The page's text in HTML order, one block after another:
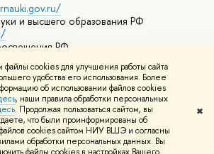
cookies для улучшения работы сайта
удобства его использования. Более
об использовании файлов cookies
, наши правила обработки персональных
. Продолжая пользоваться сайтом, вы
что были проинформированы об
файлов cookies сайтом НИУ ВШЭ и согласны
обработки персональных данных. Вы
✖
и высшего образования РФ
РФ
онлайн-курсы
Адреса и контактыУсловия
Политика конфиденциальности
Slab разработаны вШколе дизайна НИУ